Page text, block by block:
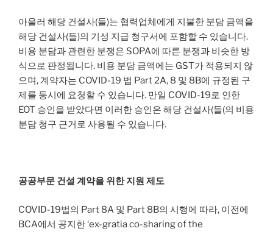
아울러 해당 건설사(들)는 협력업체에게 지불한 분담 금액을
해당 건설사(들)의 기성 지급 청구서에 포함할 수 있습니다.
비용 분담과 관련한 분쟁은 SOPA에 따른 분쟁과 비슷한 방
식으로 판정됩니다. 비용 분담 금액에는 GST가 적용되지 않
으며, 계약자는 COVID-19 법 Part 2A, 8 및 8B에 규정된 구
제를 동시에 요청할 수 있습니다. 만일 COVID-19로 인한
EOT 승인을 받았다면 이러한 승인은 해당 건설사(들(의 비용
분담 청구 근거로 사용될 수 있습니다.
공공부문 건설 계약을 위한 지원 제도
COVID-19법의 Part 8A 및 Part 8B의 시행에 따라, 이전에
BCA에서 공지한 ‘ex-gratia co-sharing of the